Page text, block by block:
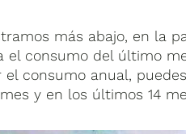
más abajo, en la
el consumo del último
el consumo anual,
y en los últimos 14